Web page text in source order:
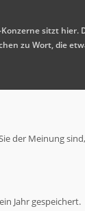
sitzt
zu Wort, die
der Meinung
Jahr gespeichert.